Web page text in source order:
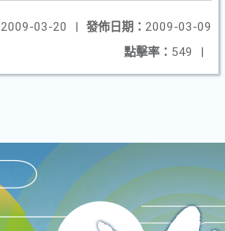
發佈日期： 2009-03-09
2009-03-20
|
點擊率： 549 |